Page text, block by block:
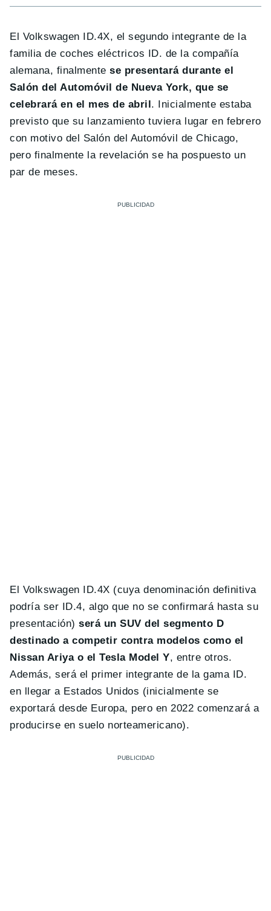
El Volkswagen ID.4X, el segundo integrante de la
familia de coches eléctricos ID. de la compañía
alemana, finalmentese presentará durante el
Salón del Automóvil de Nueva York, que se
celebrará en el mes de abril. Inicialmente estaba
previsto que su lanzamiento tuviera lugar en febrero
con motivo del Salón del Automóvil de Chicago,
pero finalmente la revelación se ha pospuesto un
par de meses.
El Volkswagen ID.4X (cuya denominación definitiva
podría ser ID.4, algo que no se confirmará hasta su
presentación)será un SUV del segmento D
destinado a competir contra modelos como el
Nissan Ariya o el Tesla Model Y, entre otros.
Además, será el primer integrante de la gama ID.
en llegar a Estados Unidos (inicialmente se
exportará desde Europa, pero en 2022 comenzará a
producirse en suelo norteamericano).